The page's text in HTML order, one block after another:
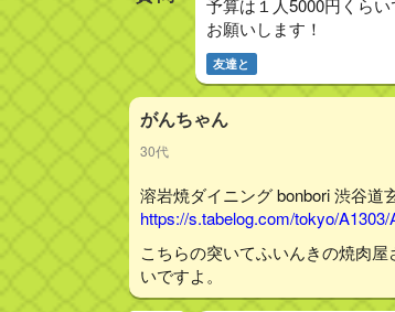
予算は１人5000円くらい
お願いします！
友達と
がんちゃん
30代
溶岩焼ダイニング bonbori 渋谷道
https://s.tabelog.com/tokyo/
こちらの突いてふいんきの焼肉
いですよ。